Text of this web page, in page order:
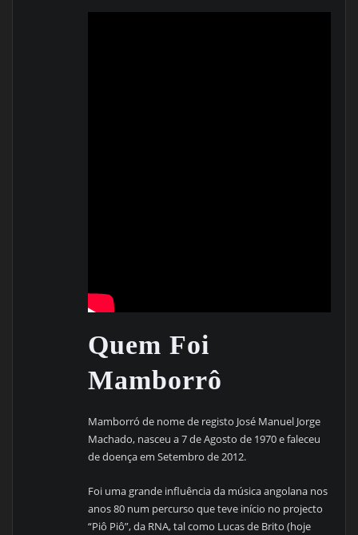
Quem Foi
Mamborrô
Mamborró de nome de registo José Manuel Jorge
Machado, nasceu a 7 de Agosto de 1970 e faleceu
de doença em Setembro de 2012.
Foi uma grande influência da música angolana nos
anos 80 num percurso que teve início no projecto
“Piô Piô”, da RNA, tal como Lucas de Brito (hoje